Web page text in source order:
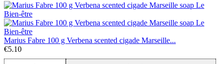
Marius Fabre 100 g Verbena scented cigade Marseille...
€5.10